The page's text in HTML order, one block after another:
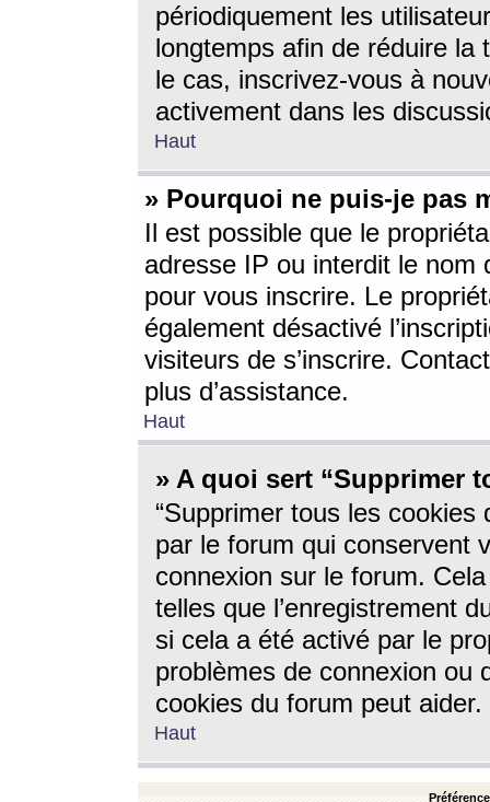
périodiquement les
longtemps afin de réduire la
le cas, inscrivez-vous à
activement dans les
Haut
» Pourquoi ne puis-je pas
Il est possible que le
adresse IP ou interdit le nom
pour vous inscrire. Le
également désactivé
visiteurs de s’inscrire.
plus d’assistance.
Haut
» A quoi sert “Supprimer
“Supprimer tous les cookies
par le forum qui conservent
connexion sur le forum.
telles que l’enregistrement
si cela a été activé par le
problèmes de connexion ou
cookies du forum peut aider.
Haut